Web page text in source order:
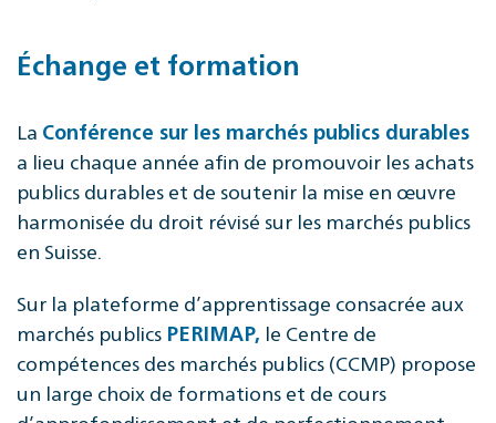
Échange et formation
La Conférence sur les marchés publics durables
a lieu chaque année afin de promouvoir les achats
publics durables et de soutenir la mise en œuvre
harmonisée du droit révisé sur les marchés publics
en Suisse.
Sur la plateforme d’apprentissage consacrée aux
marchés publics PERIMAP, le Centre de
compétences des marchés publics (CCMP) propose
un large choix de formations et de cours